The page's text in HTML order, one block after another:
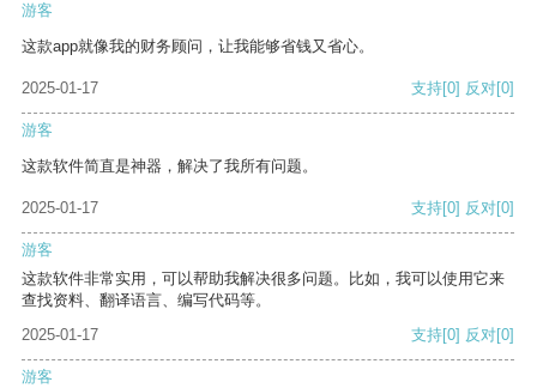
游客
这款app就像我的财务顾问，让我能够省钱又省心。
2025-01-17 支持[0] 反对[0]
游客
这款软件简直是神器，解决了我所有问题。
2025-01-17 支持[0] 反对[0]
游客
这款软件非常实用，可以帮助我解决很多问题。比如，我可以使用它来
查找资料、翻译语言、编写代码等。
2025-01-17
支持[0] 反对[0]
游客